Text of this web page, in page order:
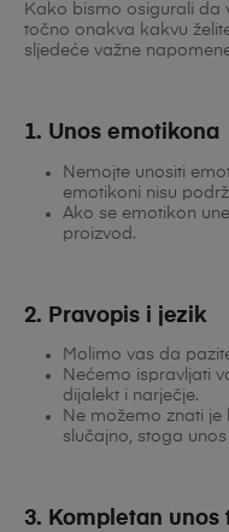
Kako bismo osigurali da
točno onakva kakvu
sljedeće važne
1. Unos emotikona
Nemojte unositi
emotikoni nisu
Ako se emotikon
proizvod.
2. Pravopis i jezik
Molimo vas da
Nećemo ispravljati
dijalekt i narječje.
Ne možemo znati je
slučajno, stoga
3. Kompletan unos